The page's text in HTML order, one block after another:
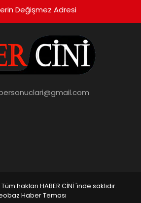
Değişmez Adresi
hakları HABER CİNİ 'inde saklıdır.
Haber Teması